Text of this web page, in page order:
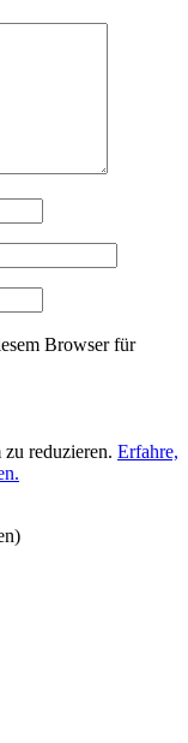
Browser für
reduzieren. Erfahre,